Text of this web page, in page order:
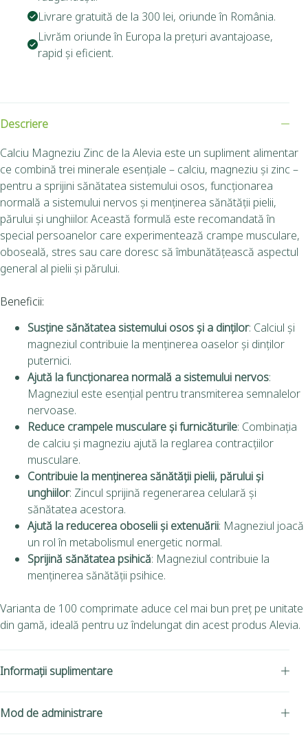
Livrare gratuită de la 300 lei, oriunde în România.
Livrăm oriunde în Europa la prețuri avantajoase,
rapid și eficient.
Descriere
Calciu Magneziu Zinc de la Alevia este un supliment alimentar
ce combină trei minerale esențiale – calciu, magneziu și zinc –
pentru a sprijini sănătatea sistemului osos, funcționarea
normală a sistemului nervos și menținerea sănătății pielii,
părului și unghiilor.Această formulă este recomandată în
special persoanelor care experimentează crampe musculare,
oboseală, stres sau care doresc să îmbunătățească aspectul
general al pielii și părului.
Beneficii:
Susține sănătatea sistemului osos și a dinților: Calciul și
magneziul contribuie la menținerea oaselor și dinților
puternici.
Ajută la funcționarea normală a sistemului nervos:
Magneziul este esențial pentru transmiterea semnalelor
nervoase.
Reduce crampele musculare și furnicăturile: Combinația
de calciu și magneziu ajută la reglarea contracțiilor
musculare.
Contribuie la menținerea sănătății pielii, părului și
unghiilor: Zincul sprijină regenerarea celulară și
sănătatea acestora.
Ajută la reducerea oboselii și extenuării: Magneziul joacă
un rol în metabolismul energetic normal.
Sprijină sănătatea psihică: Magneziul contribuie la
menținerea sănătății psihice.
Varianta de 100 comprimate aduce cel mai bun preț pe unitate
din gamă, ideală pentru uz îndelungat din acest produs Alevia.
Informații suplimentare
Mod de administrare